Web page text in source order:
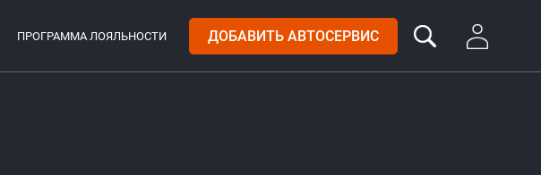
ПРОГРАММА ЛОЯЛЬНОСТИ ДОБАВИТЬ АВТОСЕРВИС